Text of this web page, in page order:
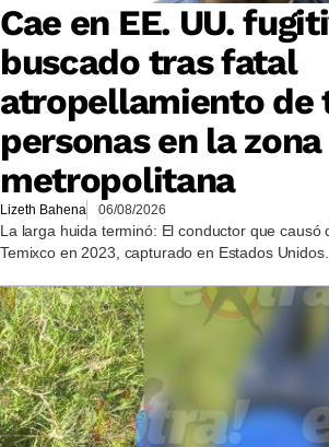
Cae en EE. UU.
buscado tras fatal
atropellamiento de
personas en la zona
metropolitana
Lizeth Bahena 06/08/2026
La larga huida terminó: El conductor que causó
Temixco en 2023, capturado en Estados Unidos.